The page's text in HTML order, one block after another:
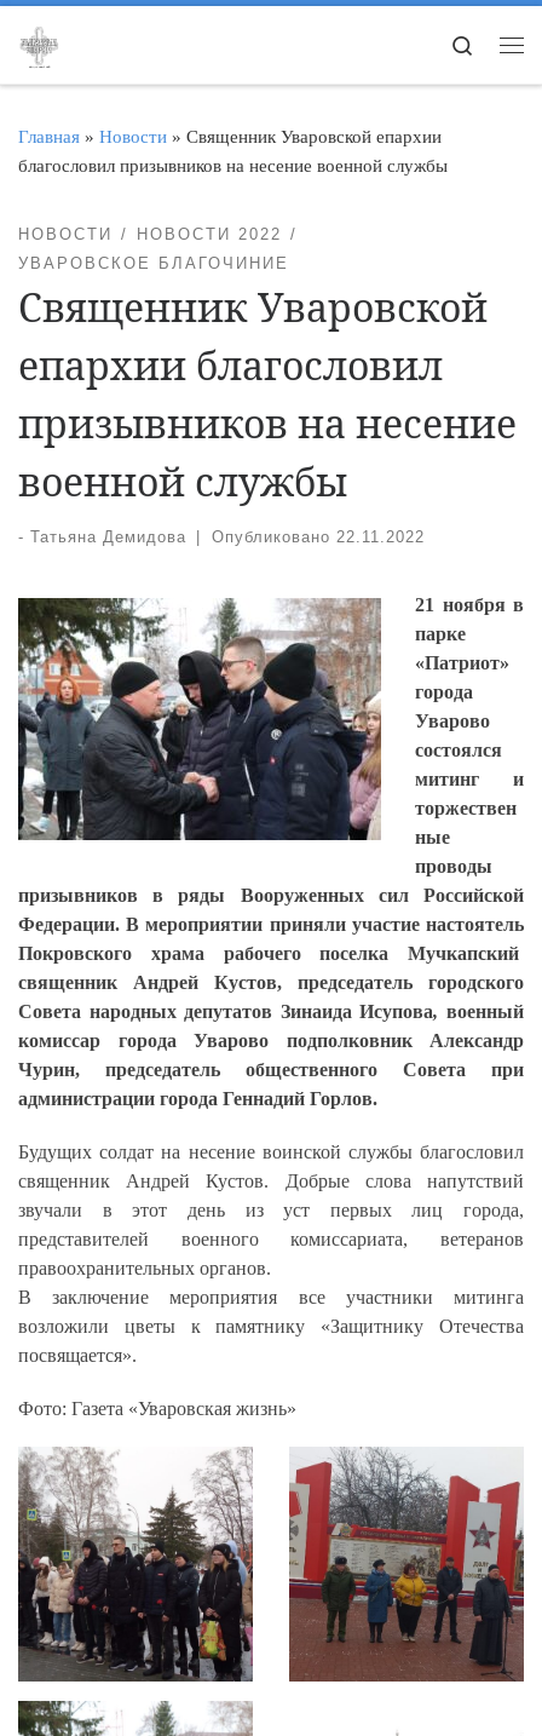
Перейти к содержимому
Search
Главная » Новости » Священник Уваровской епархии
благословил призывников на несение военной службы
НОВОСТИ
НОВОСТИ 2022
УВАРОВСКОЕ БЛАГОЧИНИЕ
Священник Уваровской
епархии благословил
призывников на несение
военной службы
- Татьяна Демидова Опубликовано 22.11.2022
21 ноября в
парке
«Патриот»
города
Уварово
состоялся
митинг и
торжествен
ные
проводы
призывников в ряды Вооруженных сил Российской
Федерации. В мероприятии приняли участие настоятель
Покровского храма рабочего поселка Мучкапский
священник Андрей Кустов, председатель городского
Совета народных депутатов Зинаида Исупова,военный
комиссар города Уварово подполковник Александр
Чурин, председатель общественного Совета при
администрации города Геннадий Горлов.
Будущих солдат на несение воинской службы благословил
священник Андрей Кустов. Добрые слова напутствий
звучали в этот день из уст первых лиц города,
представителей военного комиссариата, ветеранов
правоохранительных органов.
В заключение мероприятия все участники митинга
возложили цветы к памятнику «Защитнику Отечества
посвящается».
Фото: Газета «Уваровская жизнь»